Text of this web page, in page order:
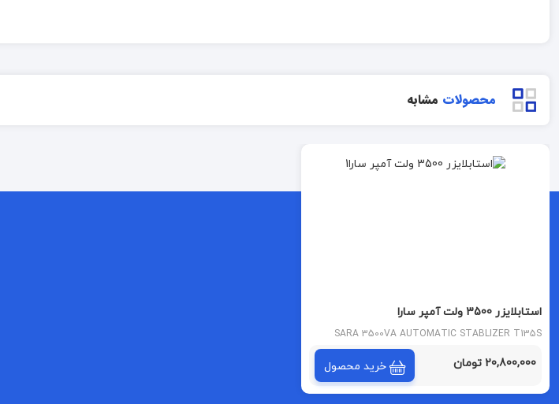
محصولات مشابه
استابلایزر 3500 ولت آمپر سارا
SARA 3500VA AUTOMATIC STABLIZER T135S
20,800,000 تومان خرید محصول